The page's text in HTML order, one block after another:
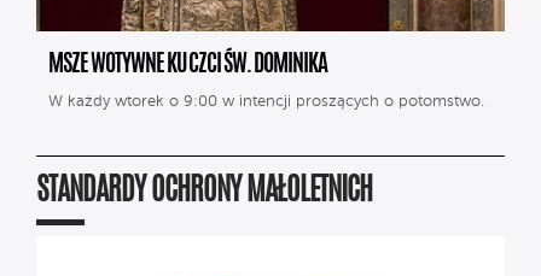
MSZE WOTYWNE KU CZCI ŚW. DOMINIKA
W każdy wtorek o 9:00 w intencji proszących o potomstwo.
STANDARDY OCHRONY MAŁOLETNICH